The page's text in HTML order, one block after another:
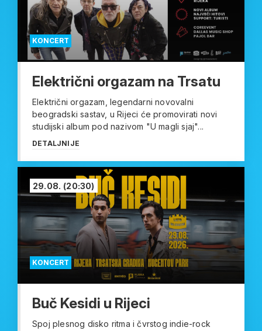
KONCERT
Električni orgazam na Trsatu
Električni orgazam, legendarni novovalni
beogradski sastav, u Rijeci će promovirati novi
studijski album pod nazivom "U magli sjaj"...
DETALJNIJE
KONCERT
29.08. (20:30)
Buč Kesidi u Rijeci
Spoj plesnog disko ritma i čvrstog indie-rock